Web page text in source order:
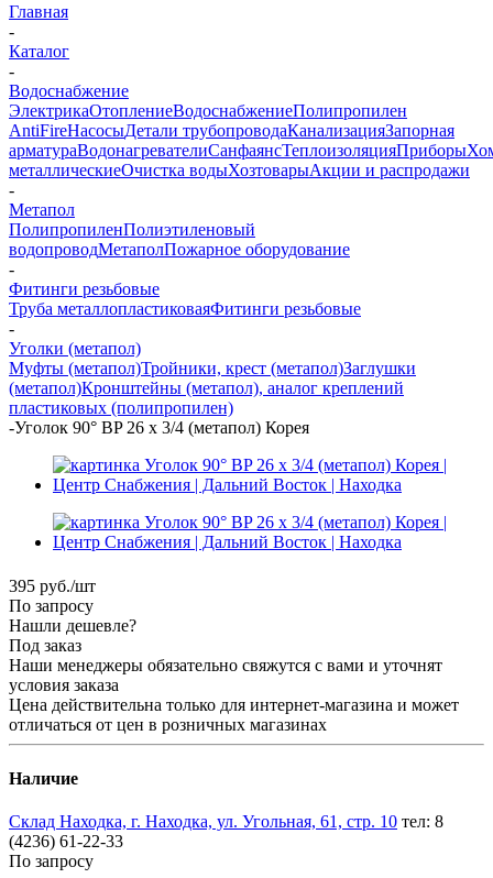
Главная
-
Каталог
-
Водоснабжение
ЭлектрикаОтоплениеВодоснабжениеПолипропилен
AntiFireНасосыДетали трубопроводаКанализацияЗапорная
арматураВодонагревателиСанфаянсТеплоизоляцияПриборы
металлическиеОчистка водыХозтоварыАкции и распродажи
-
Метапол
ПолипропиленПолиэтиленовый
водопроводМетаполПожарное оборудование
-
Фитинги резьбовые
Труба металлопластиковаяФитинги резьбовые
-
Уголки (метапол)
Муфты (метапол)Тройники, крест (метапол)Заглушки
(метапол)Кронштейны (метапол), аналог креплений
пластиковых (полипропилен)
-Уголок 90° BP 26 х 3/4 (метапол) Корея
395 руб./шт
По запросу
Нашли дешевле?
Под заказ
Наши менеджеры обязательно свяжутся с вами и уточнят
условия заказа
Цена действительна только для интернет-магазина и может
отличаться от цен в розничных магазинах
Наличие
Склад Находка, г. Находка, ул. Угольная, 61, стр. 10 тел: 8
(4236) 61-22-33
По запросу